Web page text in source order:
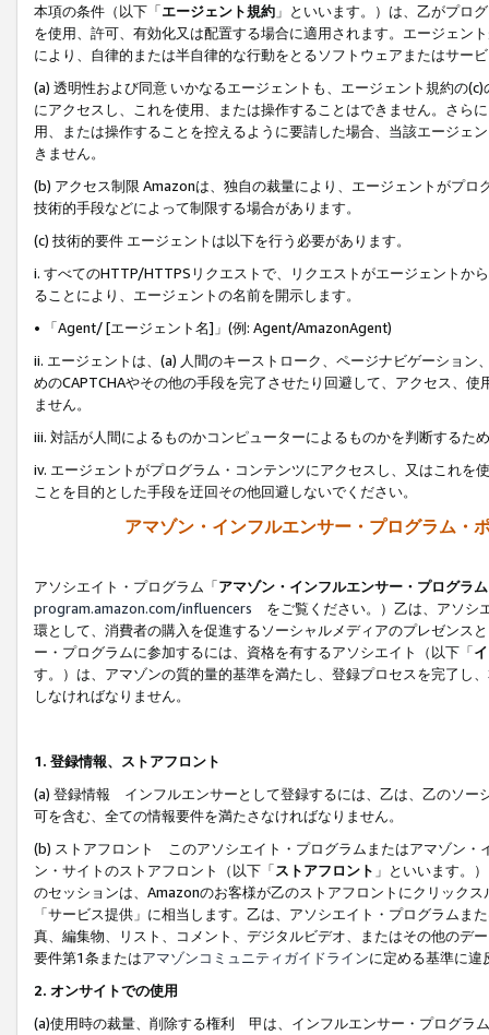
本項の条件（以下「エージェント規約 」といいます。）は、乙がプロ
を使用、許可、有効化又は配置する場合に適用されます。エージェン
により、自律的または半自律的な行動をとるソフトウェアまたはサー
(a) 透明性および同意 いかなるエージェントも、エージェント規約の
にアクセスし、これを使用、または操作することはできません。さら
用、または操作することを控えるように要請した場合、当該エージェ
きません。
(b) アクセス制限 Amazonは、独自の裁量により、エージェントがプ
技術的手段などによって制限する場合があります。
(c) 技術的要件 エージェントは以下を行う必要があります。
i. すべてのHTTP/HTTPSリクエストで、リクエストがエージェントか
ることにより、エージェントの名前を開示します。
• 「Agent/ [エージェント名]」(例: Agent/AmazonAgent)
ii. エージェントは、(a) 人間のキーストローク、ページナビゲーショ
めのCAPTCHAやその他の手段を完了させたり回避して、アクセス、
ません。
iii. 対話が人間によるものかコンピューターによるものかを判断するた
iv. エージェントがプログラム・コンテンツにアクセスし、又はこれ
ことを目的とした手段を迂回その他回避しないでください。
アマゾン・インフルエンサー・プログラム・
アソシエイト・プログラム「アマゾン・インフルエンサー・プログラム
program.amazon.com/influencers をご覧ください。）乙は、アソシ
環として、消費者の購入を促進するソーシャルメディアのプレゼンス
ー・プログラムに参加するには、資格を有するアソシエイト（以下「
す。）は、アマゾンの質的量的基準を満たし、登録プロセスを完了し、
しなければなりません。
1. 登録情報、ストアフロント
(a) 登録情報 インフルエンサーとして登録するには、乙は、乙のソー
可を含む、全ての情報要件を満たさなければなりません。
(b) ストアフロント このアソシエイト・プログラムまたはアマゾン・
ン・サイトのストアフロント（以下「ストアフロント 」といいます。
のセッションは、Amazonのお客様が乙のストアフロントにクリック
「サービス提供」に相当します。乙は、アソシエイト・プログラム
真、編集物、リスト、コメント、デジタルビデオ、またはその他のデ
要件第1条またはアマゾンコミュニティガイドラインに定める基準に違
2. オンサイトでの使用
(a)使用時の裁量、削除する権利 甲は、インフルエンサー・プログラ